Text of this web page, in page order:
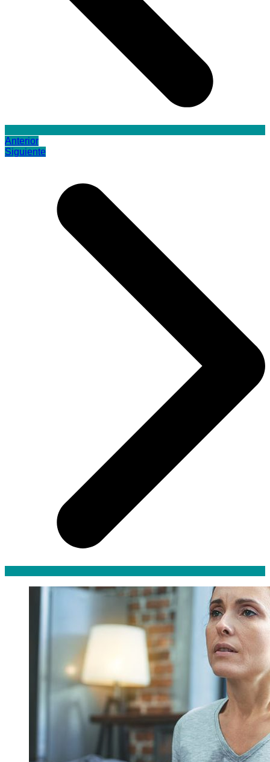
Anterior
Siguiente